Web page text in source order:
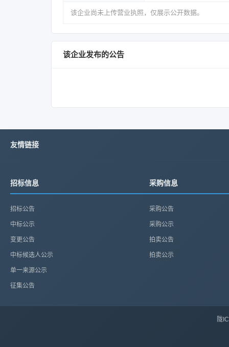
该企业尚未上传营业执照，仅展示公开数据。
该企业发布的公告
友情链接
招标信息
招标公告
中标公示
变更公告
中标候选人公示
单一来源公示
征集公告
采购信息
采购公告
采购公示
拍卖公告
拍卖公示
陇